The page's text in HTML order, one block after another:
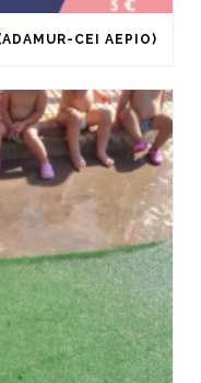
CEI AEPIO)